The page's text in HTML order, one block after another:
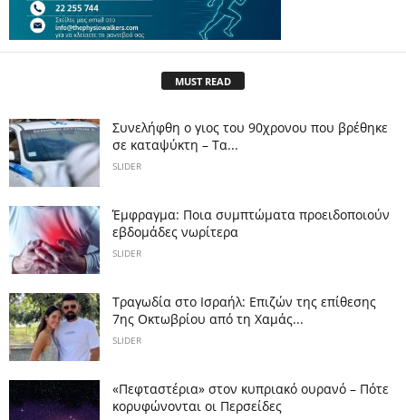
MUST READ
Συνελήφθη ο γιος του 90χρονου που βρέθηκε
σε καταψύκτη – Τα...
SLIDER
Έμφραγμα: Ποια συμπτώματα προειδοποιούν
εβδομάδες νωρίτερα
SLIDER
Τραγωδία στο Ισραήλ: Επιζών της επίθεσης
7ης Οκτωβρίου από τη Χαμάς...
SLIDER
«Πεφταστέρια» στον κυπριακό ουρανό – Πότε
κορυφώνονται οι Περσείδες